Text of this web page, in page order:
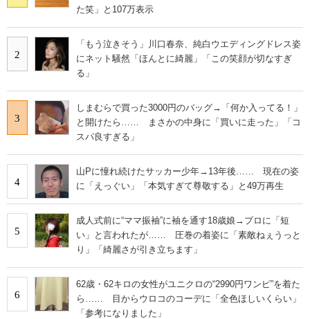
た笑」と107万表示
2
「もう泣きそう」川口春奈、純白ウエディングドレス姿
にネット騒然「ほんとに綺麗」「この笑顔が切なすぎ
る」
3
しまむらで買った3000円のバッグ→「何か入ってる！」
と開けたら…… まさかの中身に「買いに走った」「コ
スパ良すぎる」
4
山Pに憧れ続けたサッカー少年→13年後…… 現在の姿
に「えっぐい」「本気すぎて尊敬する」と49万再生
5
成人式前に“ママ振袖”に袖を通す18歳娘→プロに「短
い」と言われたが…… 圧巻の着姿に「素敵ねぇうっと
り」「綺麗さが引き立ちます」
6
62歳・62キロの女性がユニクロの“2990円ワンピ”を着た
ら…… 目からウロコのコーデに「全色ほしいくらい」
「参考になりました」